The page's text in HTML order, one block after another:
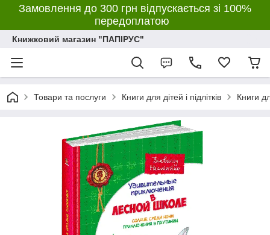
Замовлення до 300 грн відпускається зі 100%
передоплатою
Книжковий магазин "ПАПІРУС"
Товари та послуги Книги для дітей і підлітків Книги